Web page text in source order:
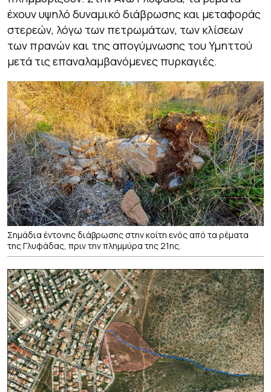
έχουν υψηλό δυναμικό διάβρωσης και μεταφοράς
στερεών, λόγω των πετρωμάτων, των κλίσεων
των πρανών και της απογύμνωσης του Υμηττού
μετά τις επαναλαμβανόμενες πυρκαγιές.
Σημάδια έντονης διάβρωσης στην κοίτη ενός από τα ρέματα
της Γλυφάδας, πριν την πλημμύρα της 21ης.